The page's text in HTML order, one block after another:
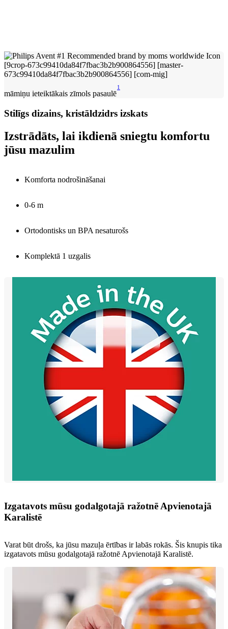
māmiņu ieteiktākais zīmols pasaulē
1
Stilīgs dizains, kristāldzidrs izskats
Izstrādāts, lai ikdienā sniegtu komfortu
jūsu mazulim
Komforta nodrošināšanai
0-6 m
Ortodontisks un BPA nesaturošs
Komplektā 1 uzgalis
Izgatavots mūsu godalgotajā ražotnē Apvienotajā
Karalistē
Varat būt drošs, ka jūsu mazuļa ērtības ir labās rokās. Šis knupis tika
izgatavots mūsu godalgotajā ražotnē Apvienotajā Karalistē.